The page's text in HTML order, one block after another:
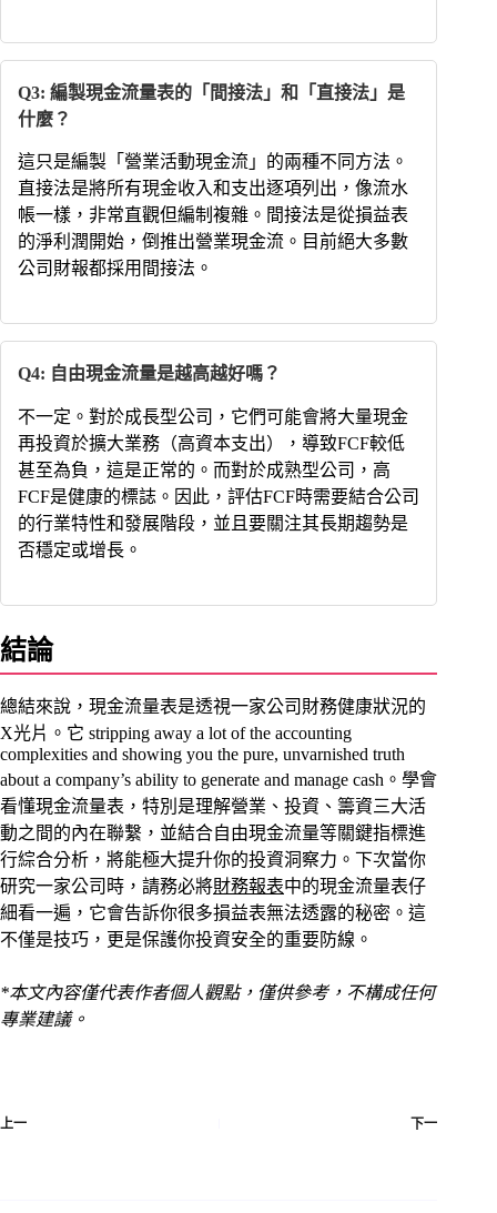
Q3: 編製現金流量表的「間接法」和「直接法」是
什麼？
這只是編製「營業活動現金流」的兩種不同方法。
直接法是將所有現金收入和支出逐項列出，像流水
帳一樣，非常直觀但編制複雜。間接法是從損益表
的淨利潤開始，倒推出營業現金流。目前絕大多數
公司財報都採用間接法。
Q4: 自由現金流量是越高越好嗎？
不一定。對於成長型公司，它們可能會將大量現金
再投資於擴大業務（高資本支出），導致FCF較低
甚至為負，這是正常的。而對於成熟型公司，高
FCF是健康的標誌。因此，評估FCF時需要結合公司
的行業特性和發展階段，並且要關注其長期趨勢是
否穩定或增長。
結論
總結來說，現金流量表是透視一家公司財務健康狀況的
X光片。它 stripping away a lot of the accounting
complexities and showing you the pure, unvarnished truth
about a company’s ability to generate and manage cash。學會
看懂現金流量表，特別是理解營業、投資、籌資三大活
動之間的內在聯繫，並結合自由現金流量等關鍵指標進
行綜合分析，將能極大提升你的投資洞察力。下次當你
研究一家公司時，請務必將財務報表中的現金流量表仔
細看一遍，它會告訴你很多損益表無法透露的秘密。這
不僅是技巧，更是保護你投資安全的重要防線。
*本文內容僅代表作者個人觀點，僅供參考，不構成任何
專業建議。
上一 下一